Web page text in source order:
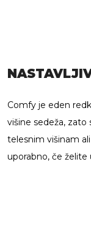
Comfy je eden
višine sedeža,
telesnim višinam
uporabno, če želite